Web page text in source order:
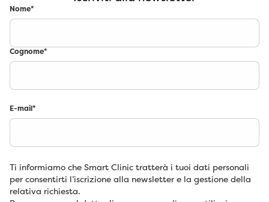
Nome*
Cognome*
E-mail*
Ti informiamo che Smart Clinic tratterà i tuoi dati personali
per consentirti l’iscrizione alla newsletter e la gestione della
relativa richiesta.